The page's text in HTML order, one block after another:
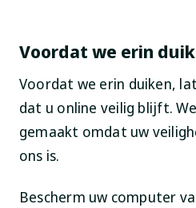
Voordat we erin
Voordat we erin duiken,
dat u online veilig blijft.
gemaakt omdat uw
ons is.
Bescherm uw computer